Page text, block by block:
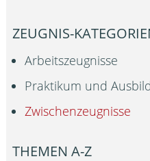
ZEUGNIS-
Arbeitszeugnisse
Praktikum und
Zwischenzeugnisse
THEMEN A-Z